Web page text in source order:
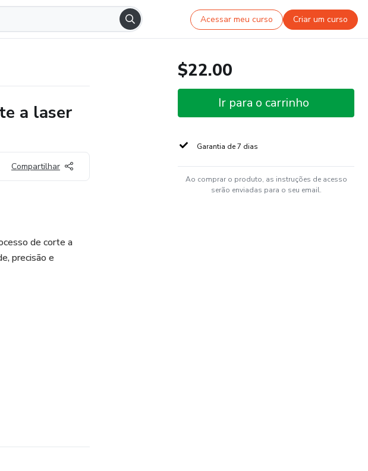
Acessar meu curso Criar um curso
a laser
Compartilhar
de corte a
precisão e
redução de
$22.00
Ir para o carrinho
Garantia de 7 dias
Ao comprar o produto, as instruções de acesso
serão enviadas para o seu email.